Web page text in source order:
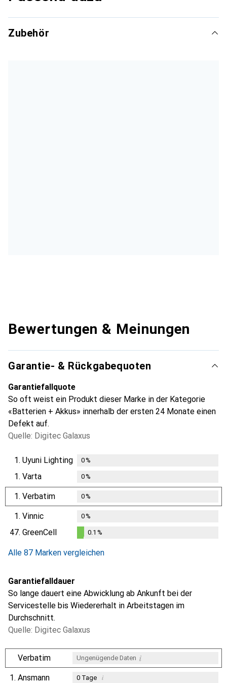
Zubehör
Bewertungen & Meinungen
Garantie- & Rückgabequoten
Garantiefallquote
So oft weist ein Produkt dieser Marke in der Kategorie
«Batterien + Akkus» innerhalb der ersten 24 Monate einen
Defekt auf.
Quelle: Digitec Galaxus
1. Uyuni Lighting 0%
1. Varta 0%
1. Verbatim 0%
1. Vinnic 0%
47. GreenCell 0.1 %
Alle 87 Marken vergleichen
Garantiefalldauer
So lange dauert eine Abwicklung ab Ankunft bei der
Servicestelle bis Wiedererhalt in Arbeitstagen im
Durchschnitt.
Quelle: Digitec Galaxus
Verbatim Ungenügende Daten i
1. Ansmann 0Tage i